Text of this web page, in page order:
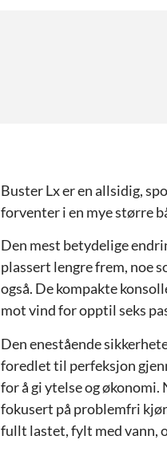
Buster Lx er en allsidig,
forventer i en mye større
Den mest betydelige
plassert lengre frem, noe
også. De kompakte
mot vind for opptil seks
Den enestående
foredlet til perfeksjon
for å gi ytelse og økonomi.
fokusert på problemfri
fullt lastet, fylt med vann,